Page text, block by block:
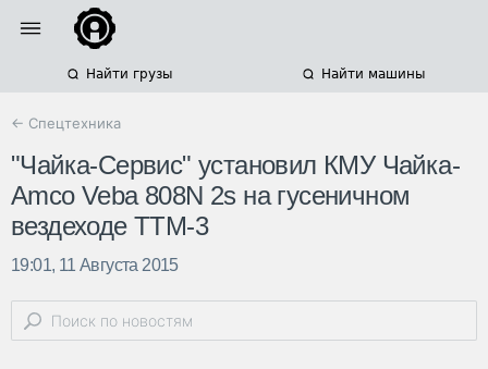
Найти грузы Найти машины
← Спецтехника
"Чайка-Сервис" установил КМУ Чайка-
Amco Veba 808N 2s на гусеничном
вездеходе ТТМ-3
19:01, 11 Августа 2015